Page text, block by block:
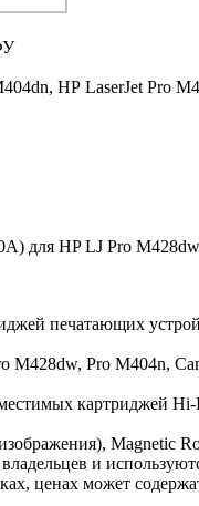
HP LaserJet Pro
для HP LJ Pro
печатающих
M428dw, Pro M404n,
картриджей
Magnetic
и
ценах может